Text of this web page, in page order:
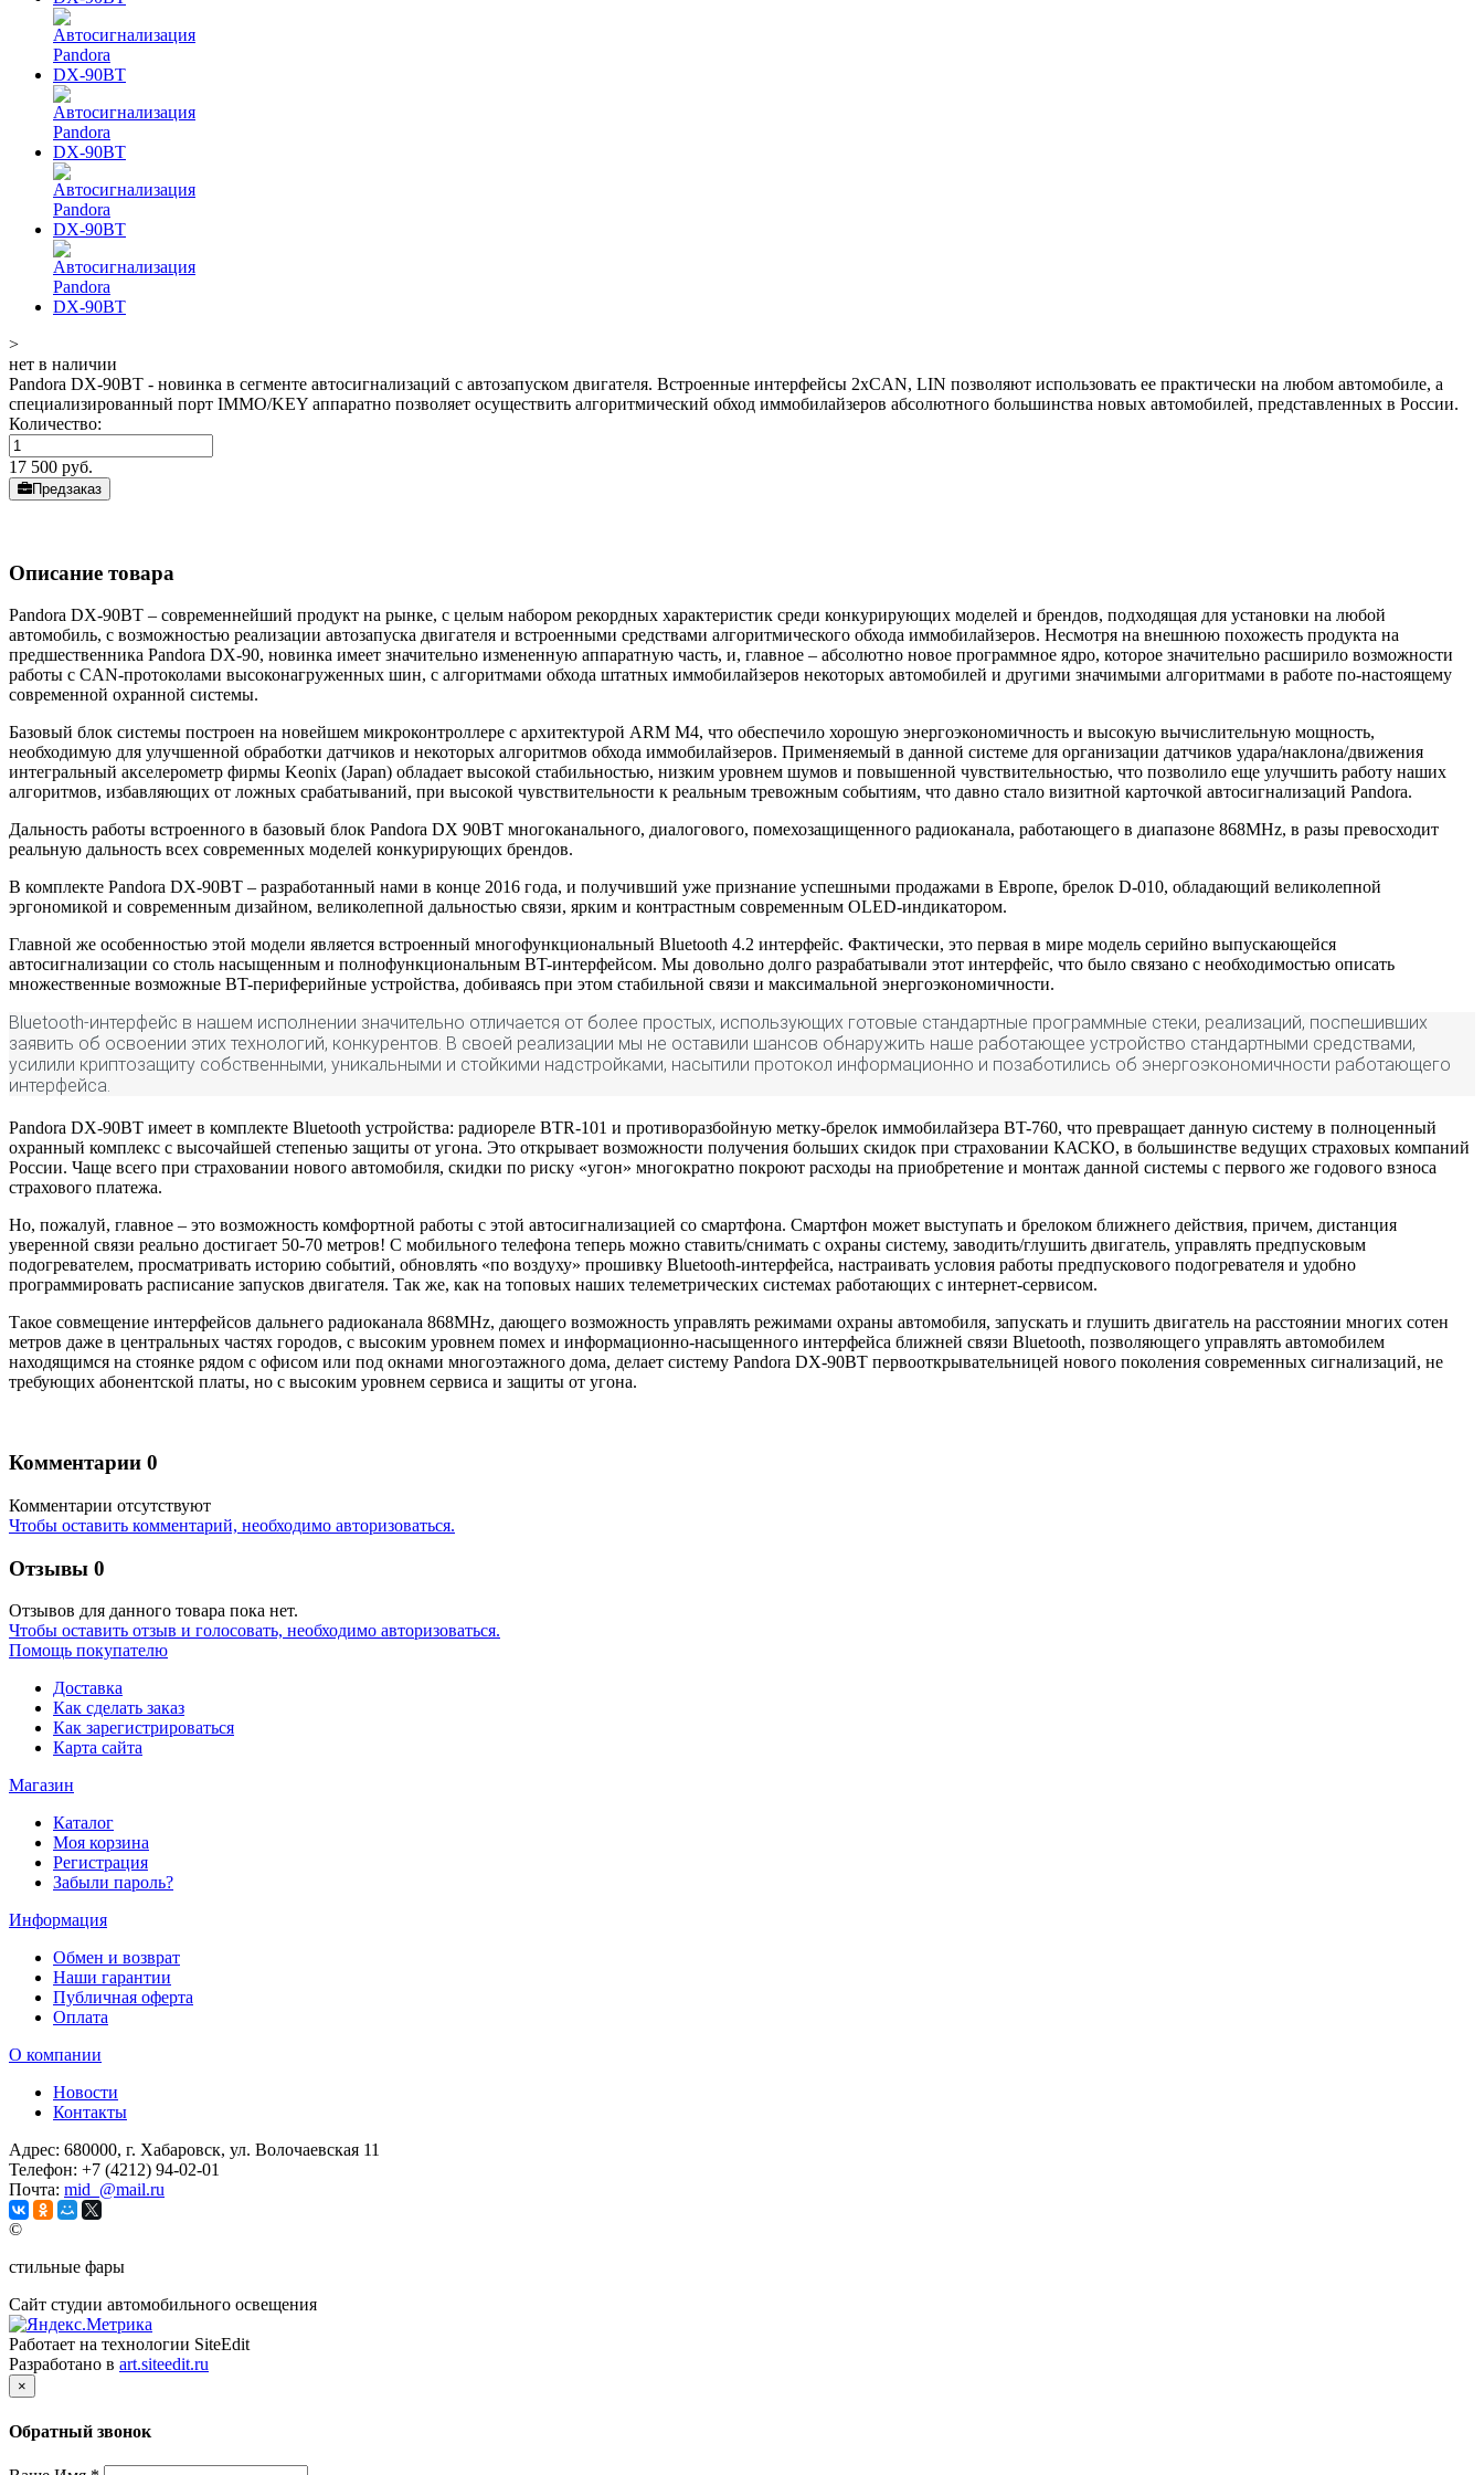
>
нет в наличии
Pandora DX-90BT - новинка в сегменте автосигнализаций с автозапуском двигателя. Встроенные интерфейсы 2xCAN, LIN позволяют использовать ее практически на любом автомобиле, а
специализированный порт IMMO/KEY аппаратно позволяет осуществить алгоритмический обход иммобилайзеров абсолютного большинства новых автомобилей, представленных в России.
Количество:
17 500 руб.
Предзаказ
Описание товара
Pandora DX-90BT – современнейший продукт на рынке, с целым набором рекордных характеристик среди конкурирующих моделей и брендов, подходящая для установки на любой
автомобиль, с возможностью реализации автозапуска двигателя и встроенными средствами алгоритмического обхода иммобилайзеров. Несмотря на внешнюю похожесть продукта на
предшественника Pandora DX-90, новинка имеет значительно измененную аппаратную часть, и, главное – абсолютно новое программное ядро, которое значительно расширило возможности
работы с CAN-протоколами высоконагруженных шин, с алгоритмами обхода штатных иммобилайзеров некоторых автомобилей и другими значимыми алгоритмами в работе по-настоящему
современной охранной системы.
Базовый блок системы построен на новейшем микроконтроллере с архитектурой ARM M4, что обеспечило хорошую энергоэкономичность и высокую вычислительную мощность,
необходимую для улучшенной обработки датчиков и некоторых алгоритмов обхода иммобилайзеров. Применяемый в данной системе для организации датчиков удара/наклона/движения
интегральный акселерометр фирмы Keonix (Japan) обладает высокой стабильностью, низким уровнем шумов и повышенной чувствительностью, что позволило еще улучшить работу наших
алгоритмов, избавляющих от ложных срабатываний, при высокой чувствительности к реальным тревожным событиям, что давно стало визитной карточкой автосигнализаций Pandora.
Дальность работы встроенного в базовый блок Pandora DX 90BT многоканального, диалогового, помехозащищенного радиоканала, работающего в диапазоне 868MHz, в разы превосходит
реальную дальность всех современных моделей конкурирующих брендов.
В комплекте Pandora DX-90BT – разработанный нами в конце 2016 года, и получивший уже признание успешными продажами в Европе, брелок D-010, обладающий великолепной
эргономикой и современным дизайном, великолепной дальностью связи, ярким и контрастным современным OLED-индикатором.
Главной же особенностью этой модели является встроенный многофункциональный Bluetooth 4.2 интерфейс. Фактически, это первая в мире модель серийно выпускающейся
автосигнализации со столь насыщенным и полнофункциональным BT-интерфейсом. Мы довольно долго разрабатывали этот интерфейс, что было связано с необходимостью описать
множественные возможные BT-периферийные устройства, добиваясь при этом стабильной связи и максимальной энергоэкономичности.
Bluetooth-интерфейс в нашем исполнении значительно отличается от более простых, использующих готовые стандартные программные стеки, реализаций, поспешивших
заявить об освоении этих технологий, конкурентов. В своей реализации мы не оставили шансов обнаружить наше работающее устройство стандартными средствами,
усилили криптозащиту собственными, уникальными и стойкими надстройками, насытили протокол информационно и позаботились об энергоэкономичности работающего
интерфейса.
Pandora DX-90BT имеет в комплекте Bluetooth устройства: радиореле BTR-101 и противоразбойную метку-брелок иммобилайзера BT-760, что превращает данную систему в полноценный
охранный комплекс с высочайшей степенью защиты от угона. Это открывает возможности получения больших скидок при страховании КАСКО, в большинстве ведущих страховых компаний
России. Чаще всего при страховании нового автомобиля, скидки по риску «угон» многократно покроют расходы на приобретение и монтаж данной системы с первого же годового взноса
страхового платежа.
Но, пожалуй, главное – это возможность комфортной работы с этой автосигнализацией со смартфона. Смартфон может выступать и брелоком ближнего действия, причем, дистанция
уверенной связи реально достигает 50-70 метров! С мобильного телефона теперь можно ставить/снимать с охраны систему, заводить/глушить двигатель, управлять предпусковым
подогревателем, просматривать историю cобытий, обновлять «по воздуху» прошивку Bluetooth-интерфейса, настраивать условия работы предпускового подогревателя и удобно
программировать расписание запусков двигателя. Так же, как на топовых наших телеметрических системах работающих с интернет-сервисом.
Такое совмещение интерфейсов дальнего радиоканала 868MHz, дающего возможность управлять режимами охраны автомобиля, запускать и глушить двигатель на расстоянии многих сотен
метров даже в центральных частях городов, с высоким уровнем помех и информационно-насыщенного интерфейса ближней связи Bluetooth, позволяющего управлять автомобилем
находящимся на стоянке рядом с офисом или под окнами многоэтажного дома, делает систему Pandora DX-90BT первооткрывательницей нового поколения современных сигнализаций, не
требующих абонентской платы, но с высоким уровнем сервиса и защиты от угона.
Комментарии 0
Комментарии отсутствуют
Чтобы оставить комментарий, необходимо авторизоваться.
Отзывы 0
Отзывов для данного товара пока нет.
Чтобы оcтавить отзыв и голосовать, необходимо авторизоваться.
Помощь покупателю
Доставка
Как сделать заказ
Как зарегистрироваться
Карта сайта
Магазин
Каталог
Моя корзина
Регистрация
Забыли пароль?
Информация
Обмен и возврат
Наши гарантии
Публичная оферта
Оплата
О компании
Новости
Контакты
Адрес: 680000, г. Хабаровск, ул. Волочаевская 11
Телефон: +7 (4212) 94-02-01
Почта: mid_@mail.ru
©
стильные фары
Сайт студии автомобильного освещения
Работает на технологии SiteEdit
Разработано в art.siteedit.ru
×
Обратный звонок